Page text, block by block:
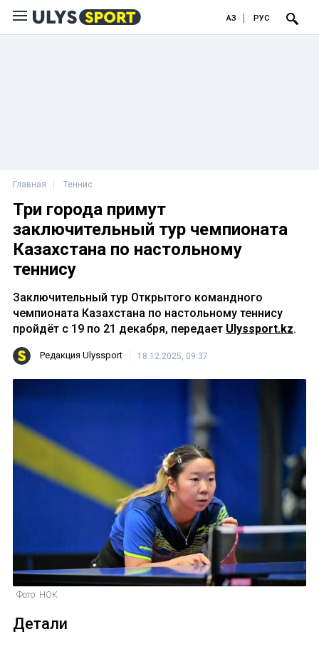
ҚАЗ РУС
Главная Теннис
Три города примут
заключительный тур чемпионата
Казахстана по настольному
теннису
Заключительный тур Открытого командного
чемпионата Казахстана по настольному теннису
пройдёт с 19 по 21 декабря, передает Ulyssport.kz.
Редакция Ulyssport 18.12.2025, 09:37
Фото: НОК
Детали